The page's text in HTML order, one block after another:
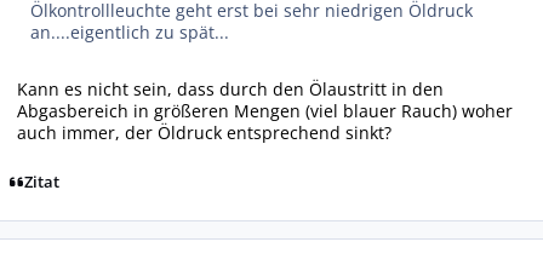
Ölkontrollleuchte geht erst bei sehr niedrigen Öldruck
an....eigentlich zu spät...
Kann es nicht sein, dass durch den Ölaustritt in den
Abgasbereich in größeren Mengen (viel blauer Rauch) woher
auch immer, der Öldruck entsprechend sinkt?
Zitat